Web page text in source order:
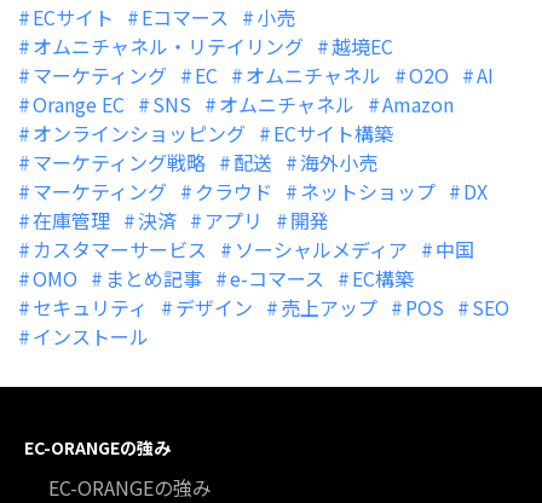
ECサイト Eコマース
小売
オムニチャネル・リテイリング
越境EC
マーケティング
EC オムニチャネル O2O
AI
Orange EC
SNS オムニチャネル
Amazon
オンラインショッピング
ECサイト構築
マーケティング戦略
配送
海外小売
マーケティング
クラウド ネットショップ
DX
在庫管理
決済 アプリ
開発
カスタマーサービス
ソーシャルメディア
中国
OMO
まとめ記事 e-コマース
EC構築
セキュリティ
デザイン 売上アップ POS
SEO
インストール
EC-ORANGEの強み
EC-ORANGEの強み